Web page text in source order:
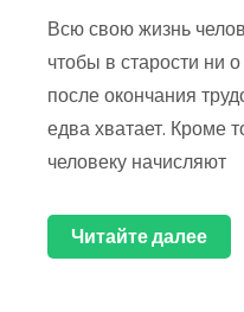
Всю свою жизнь
чтобы в старости ни
после окончания
едва хватает. Кроме
человеку начисляют
Читайте далее